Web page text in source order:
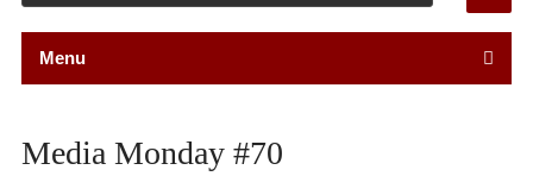
Menu
Media Monday #70